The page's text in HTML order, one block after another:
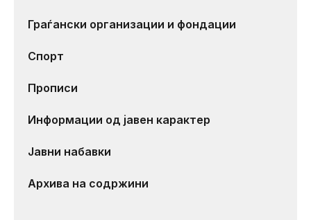
Граѓански организации и фондации
Спорт
Прописи
Информации од јавен карактер
Јавни набавки
Архива на содржини